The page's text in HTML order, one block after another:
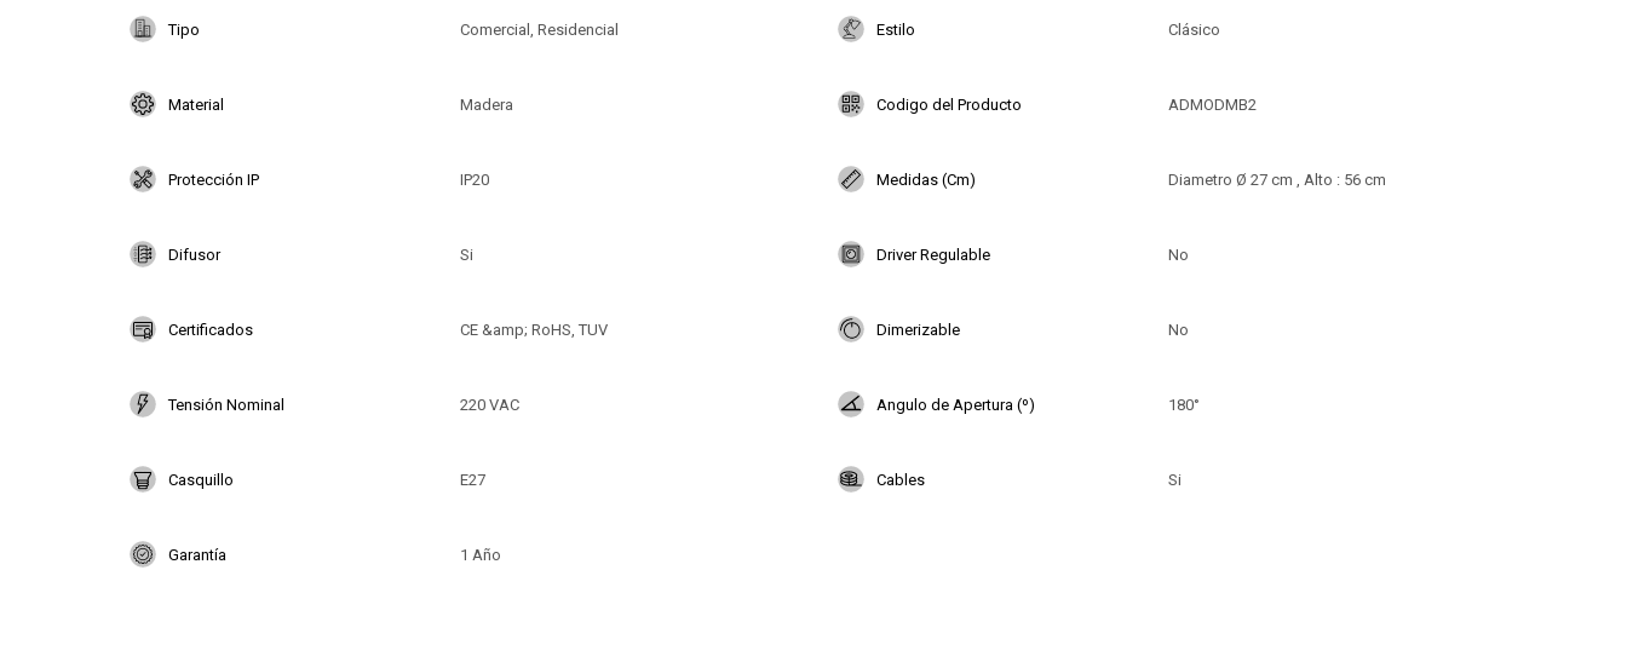
Tipo Comercial, Residencial Estilo Clásico
Material Madera Codigo del Producto ADMODMB2
Protección IP IP20 Medidas (Cm) Diametro Ø 27 cm , Alto : 56 cm
Difusor Si Driver Regulable No
Certificados CE &amp; RoHS, TUV Dimerizable No
Tensión Nominal 220 VAC Angulo de Apertura (º) 180°
Casquillo E27 Cables Si
Garantía 1 Año